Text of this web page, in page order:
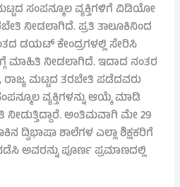
ಸಂಪನ್ಮೂಲ ವ್ಯಕ್ತಿಗಳಿಗೆ ವಿಡಿಯೋ
ನೀಡಲಾಗಿದೆ. ಪ್ರತಿ ತಾಲೂಕಿನಿಂದ
ಡಯಟ್ ಕೇಂದ್ರಗಳಲ್ಲಿ ಸೇರಿಸಿ
ಮಾಹಿತಿ ನೀಡಲಾಗಿದೆ. ಇದಾದ ನಂತರ
ಮಟ್ಟದ ತರಬೇತಿ ಪಡೆದವರು
ವ್ಯಕ್ತಿಗಳನ್ನು ಆಯ್ಕೆ ಮಾಡಿ
ಅಂತಿಮವಾಗಿ ಮೇ 29
ದ್ವಿಭಾಷಾ ಶಾಲೆಗಳ ಎಲ್ಲಾ ಶಿಕ್ಷಕರಿಗೆ
ಅವರನ್ನು ಪೂರ್ಣ ಪ್ರಮಾಣದಲ್ಲಿ